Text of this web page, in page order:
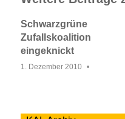
Schwarzgrüne
Zufallskoalition
eingeknickt
1. Dezember 2010